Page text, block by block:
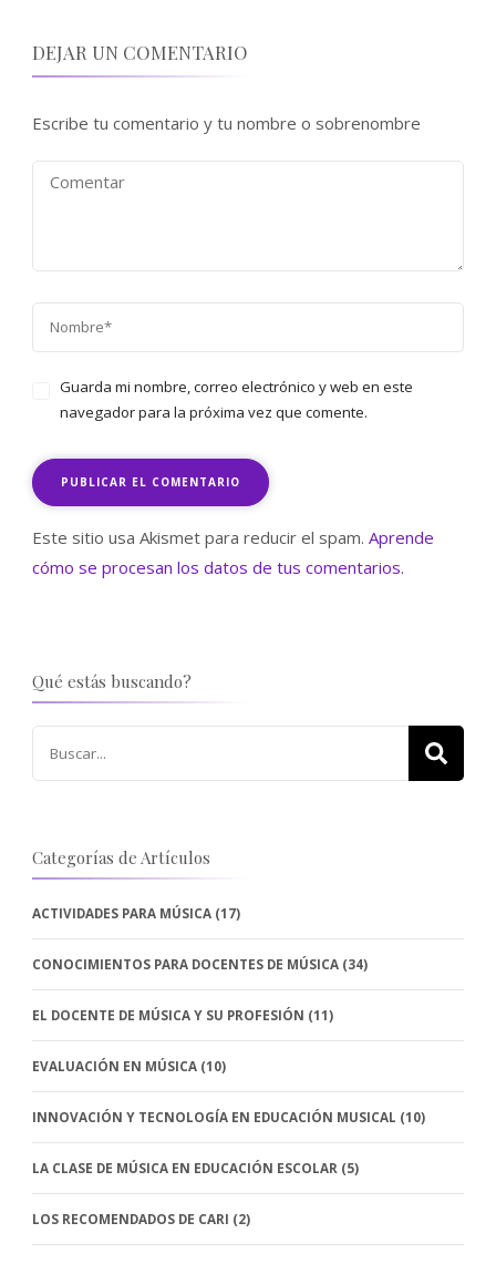
DEJAR UN COMENTARIO
Escribe tu comentario y tu nombre o sobrenombre
Guarda mi nombre, correo electrónico y web en este
navegador para la próxima vez que comente.
Este sitio usa Akismet para reducir el spam. Aprende
cómo se procesan los datos de tus comentarios.
Qué estás buscando?
Categorías de Artículos
ACTIVIDADES PARA MÚSICA (17)
CONOCIMIENTOS PARA DOCENTES DE MÚSICA (34)
EL DOCENTE DE MÚSICA Y SU PROFESIÓN (11)
EVALUACIÓN EN MÚSICA (10)
INNOVACIÓN Y TECNOLOGÍA EN EDUCACIÓN MUSICAL (10)
LA CLASE DE MÚSICA EN EDUCACIÓN ESCOLAR (5)
LOS RECOMENDADOS DE CARI (2)